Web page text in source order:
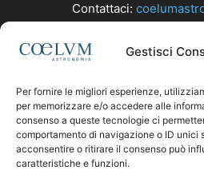
Gestisci
Per fornire le migliori esperienze,
per memorizzare e/o accedere alle
consenso a queste tecnologie ci
comportamento di navigazione o ID unici
acconsentire o ritirare il consenso può
caratteristiche e funzioni.
Contattaci: